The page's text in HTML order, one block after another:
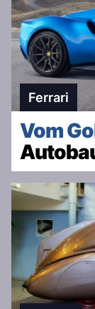
Ferrari
Vom